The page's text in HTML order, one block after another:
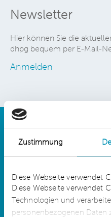
Zustimmung
Diese Webseite verwendet
Diese Webseite verwendet
Technologien und
personenbezogenen Daten
Newsletter
Hier können Sie die
dhpg bequem per E-Mail-
Anmelden
dhpg is an independent
CLA Global. See
CLAglobal.com/